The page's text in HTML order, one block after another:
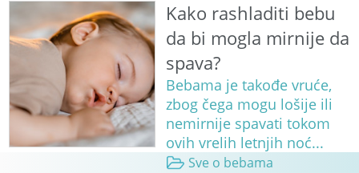
Kako rashladiti bebu
da bi mogla mirnije da
spava?
Bebama je takođe vruće,
zbog čega mogu lošije ili
nemirnije spavati tokom
ovih vrelih letnjih noć...
Sve o bebama